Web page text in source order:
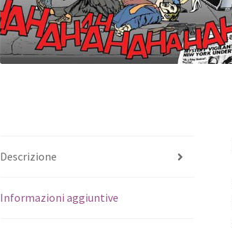
Descrizione
Informazioni aggiuntive